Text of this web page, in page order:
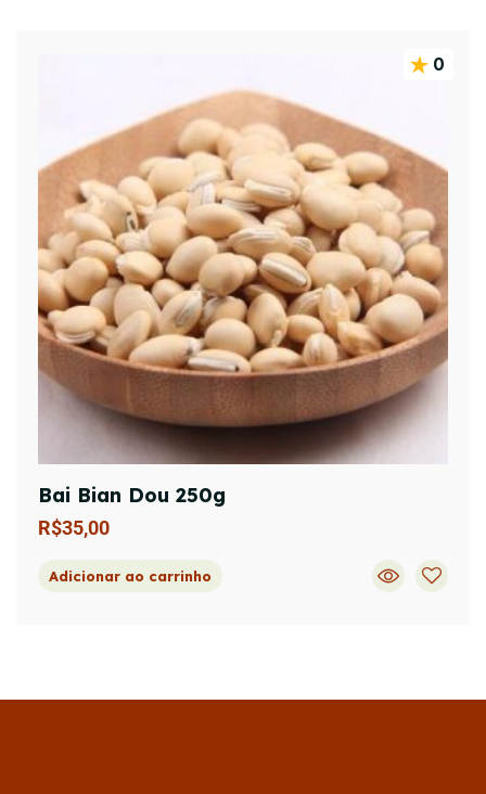
0
Bai Bian Dou 250g
R$35,00
Adicionar ao carrinho